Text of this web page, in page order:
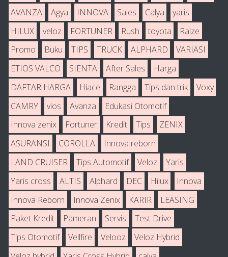
AVANZA
Agya INNOVA Sales Calya
yaris
HILUX
veloz FORTUNER Rush toyota
Raize
Promo
Buku TIPS TRUCK ALPHARD
VARIASI
ETIOS VALCO
SIENTA After Sales
Harga
DAFTAR HARGA
Hiace Rangga Tips dan trik
Voxy
CAMRY
vios Avanza
Edukasi Otomotif
Innova zenix
Fortuner Kredit Tips
ZENIX
ASURANSI
COROLLA
Innova reborn
LAND CRUISER
Tips Automotif Veloz
Yaris
Yaris cross
ALTIS Alphard DEC Hilux
Innova
Innova Reborn
Innova Zenix KARIR
LEASING
Paket Kredit
Pameran Servis
Test Drive
Tips Otomotif
Vellfire Velooz
Veloz Hybrid